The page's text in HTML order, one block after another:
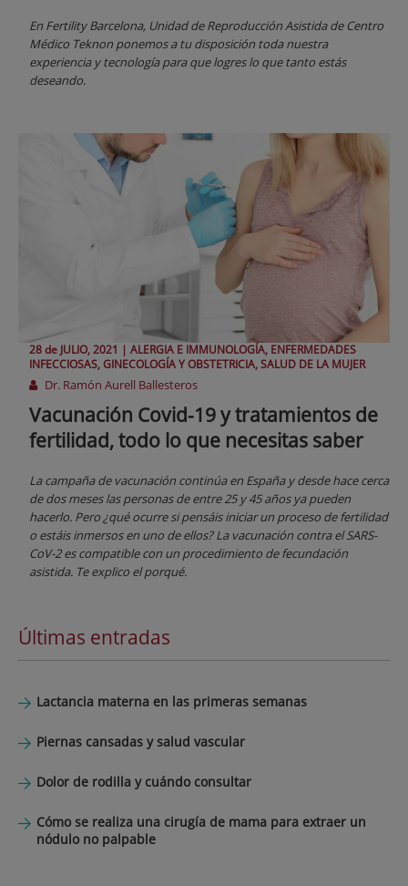
En Fertility Barcelona, Unidad de Reproducción Asistida de Centro
Médico Teknon ponemos a tu disposición toda nuestra
experiencia y tecnología para que logres lo que tanto estás
deseando.
28 deJULIO, 2021 | ALERGIA E IMMUNOLOGÍA, ENFERMEDADES
INFECCIOSAS, GINECOLOGÍA Y OBSTETRICIA, SALUD DE LA MUJER
Dr. Ramón Aurell Ballesteros
Vacunación Covid-19 y tratamientos de
fertilidad, todo lo que necesitas saber
La campaña de vacunación continúa en España y desde hace cerca
de dos meses las personas de entre 25 y 45 años ya pueden
hacerlo. Pero ¿qué ocurre si pensáis iniciar un proceso de fertilidad
o estáis inmersos en uno de ellos? La vacunación contra el SARS-
CoV-2 es compatible con un procedimiento de fecundación
asistida. Te explico el porqué.
Últimas entradas
Lactancia materna en las primeras semanas
Piernas cansadas y salud vascular
Dolor de rodilla y cuándo consultar
Cómo se realiza una cirugía de mama para extraer un
nódulo no palpable